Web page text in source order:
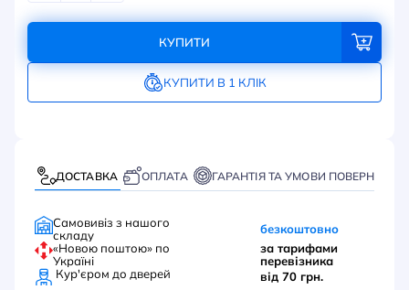
КУПИТИ
КУПИТИ В 1 КЛІК
ДОСТАВКА ОПЛАТА ГАРАНТІЯ ТА УМОВИ ПОВЕРНЕННЯ
Самовивіз з нашого
складу
безкоштовно
«Новою поштою» по
Україні
за тарифами
перевізника
Кур'єром до дверей від 70 грн.